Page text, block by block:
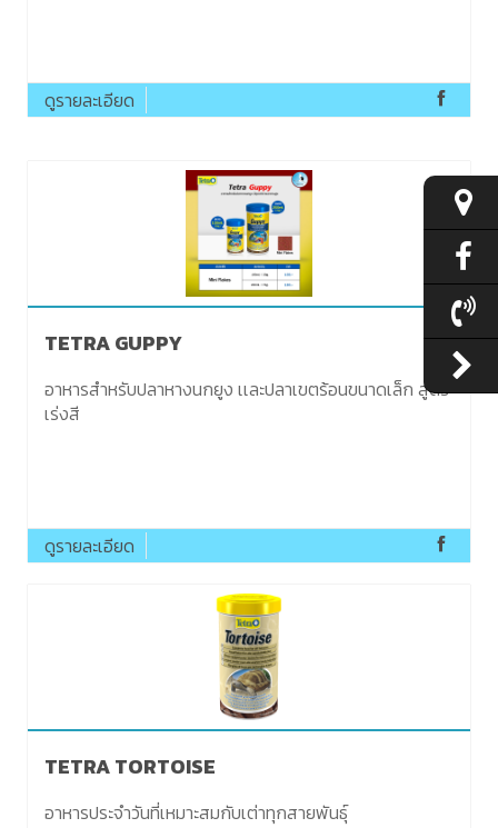
ดูรายละเอียด
TETRA GUPPY
อาหารสำหรับปลาหางนกยูง เเละปลาเขตร้อนขนาดเล็ก สูตร
เร่งสี
ดูรายละเอียด
TETRA TORTOISE
อาหารประจำวันที่เหมาะสมกับเต่าทุกสายพันธุ์